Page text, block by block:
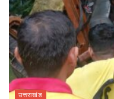
उत्तराखंड